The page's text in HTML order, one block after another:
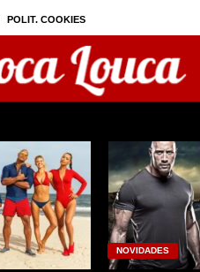
POLIT. COOKIES
NOVIDADES